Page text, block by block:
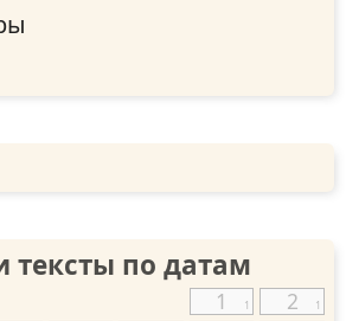
тексты по датам
1 1 2 1